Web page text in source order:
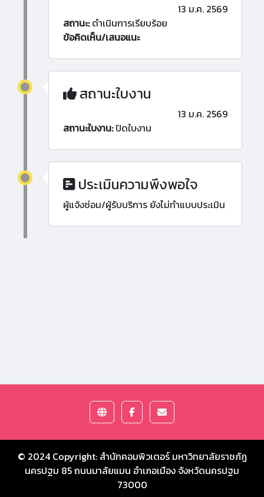
13 ม.ค. 2569
สถานะ:ดำเนินการเรียบร้อย
ข้อคิดเห็น/เสนอแนะ
สถานะใบงาน
13 ม.ค. 2569
สถานะใบงาน:ปิดใบงาน
ประเมินความพึงพอใจ
ผู้แจ้งซ่อม/ผู้รับบริการ ยังไม่ทำแบบประเมิน
© 2024 Copyright: สำนักคอมพิวเตอร์ มหาวิทยาลัยราชภัฏ
นครปฐม 85 ถนนมาลัยแมน อำเภอเมือง จังหวัดนครปฐม
73000